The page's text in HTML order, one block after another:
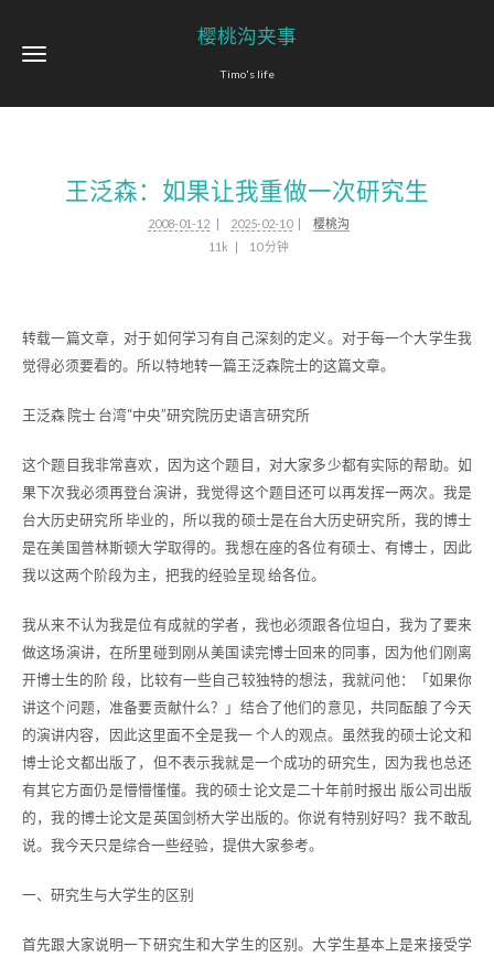
樱桃沟夹事
Timo's life
王泛森：如果让我重做一次研究生
2008-01-12 2025-02-10
樱桃沟
11k
10 分钟
转载一篇文章，对于如何学习有自己深刻的定义。对于每一个大学生我
觉得必须要看的。所以特地转一篇王泛森院士的这篇文章。
王泛森 院士 台湾“中央”研究院历史语言研究所
这个题目我非常喜欢，因为这个题目，对大家多少都有实际的帮助。如
果下次我必须再登台演讲，我觉得这个题目还可以再发挥一两次。我是
台大历史研究所 毕业的，所以我的硕士是在台大历史研究所，我的博士
是在美国普林斯顿大学取得的。我想在座的各位有硕士、有博士，因此
我以这两个阶段为主，把我的经验呈现 给各位。
我从来不认为我是位有成就的学者，我也必须跟各位坦白，我为了要来
做这场演讲，在所里碰到刚从美国读完博士回来的同事，因为他们刚离
开博士生的阶 段，比较有一些自己较独特的想法，我就问他：「如果你
讲这个问题，准备要贡献什么？」结合了他们的意见，共同酝酿了今天
的演讲内容，因此这里面不全是我一 个人的观点。虽然我的硕士论文和
博士论文都出版了，但不表示我就是一个成功的研究生，因为我也总还
有其它方面仍是懵懵懂懂。我的硕士论文是二十年前时报出 版公司出版
的，我的博士论文是英国剑桥大学出版的。你说有特别好吗？我不敢乱
说。我今天只是综合一些经验，提供大家参考。
一、研究生与大学生的区别
首先跟大家说明一下研究生和大学生的区别。大学生基本上是来接受学